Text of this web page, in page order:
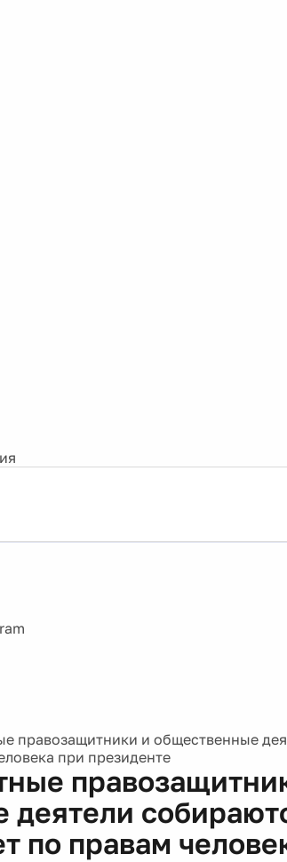
правозащитники и общественные
при президенте
деятели
по правам